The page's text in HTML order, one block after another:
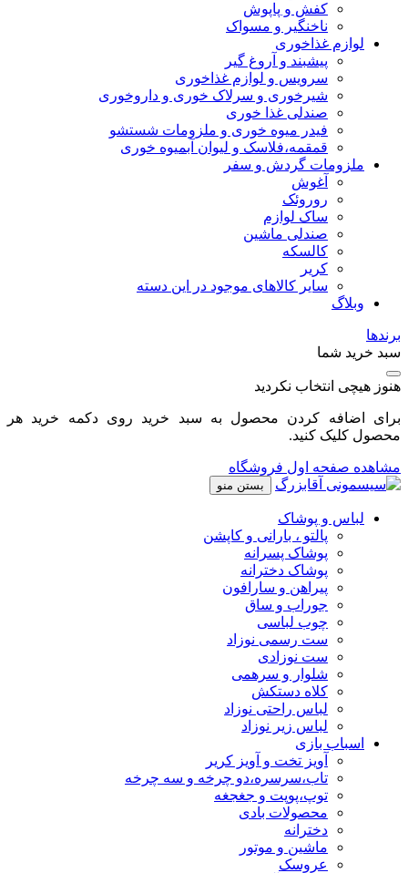
کفش و پاپوش
ناخنگیر و مسواک
لوازم غذاخوری
پیشبند و آروغ گیر
سرویس و لوازم غذاخوری
شیرخوری و سرلاک خوری و داروخوری
صندلی غذا خوری
فیدر میوه خوری و ملزومات شستشو
قمقمه،فلاسک و لیوان آبمیوه خوری
ملزومات گردش و سفر
آغوش
روروئک
ساک لوازم
صندلی ماشین
کالسکه
کریر
سایر کالاهای موجود در این دسته
وبلاگ
برندها
سبد خرید شما
هنوز هیچی انتخاب نکردید
برای اضافه کردن محصول به سبد خرید روی دکمه خرید هر
محصول کلیک کنید.
مشاهده صفحه اول فروشگاه
بستن منو
لباس و پوشاک
پالتو ، بارانی و کاپشن
پوشاک پسرانه
پوشاک دخترانه
پیراهن و سارافون
جوراب و ساق
چوب لباسی
ست رسمی نوزاد
ست نوزادی
شلوار و سرهمی
کلاه دستکش
لباس راحتی نوزاد
لباس زیر نوزاد
اسباب بازی
آویز تخت و آویز کریر
تاب،سرسره،دو چرخه و سه چرخه
توپ،پوپت و جغجغه
محصولات بادی
دخترانه
ماشین و موتور
عروسک